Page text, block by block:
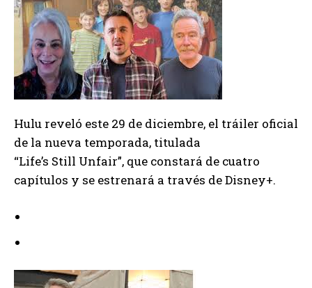
Hulu reveló este 29 de diciembre, el tráiler oficial
de la nueva temporada, titulada
“Life’s Still Unfair”, que constará de cuatro
capítulos y se estrenará a través de Disney+.